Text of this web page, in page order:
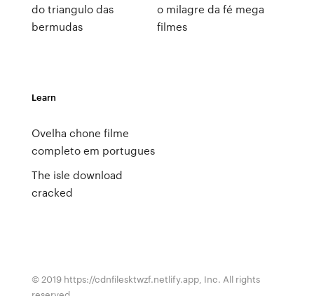
do triangulo das
bermudas
o milagre da fé mega
filmes
Learn
Ovelha chone filme
completo em portugues
The isle download
cracked
© 2019 https://cdnfilesktwzf.netlify.app, Inc. All rights